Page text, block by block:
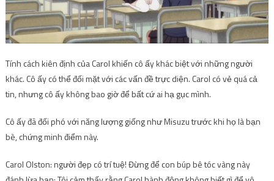
Tính cách kiên định của Carol khiến cô ấy khác biệt với những người
khác. Cô ấy có thể đối mặt với các vấn đề trực diện. Carol có vẻ quá cả
tin, nhưng cô ấy không bao giờ để bất cứ ai hạ gục mình.
Cô ấy đã đối phó với năng lượng giống như Misuzu trước khi họ là bạn
bè, chứng minh điểm này.
Carol Olston: người đẹp có trí tuệ! Đừng để con búp bê tóc vàng này